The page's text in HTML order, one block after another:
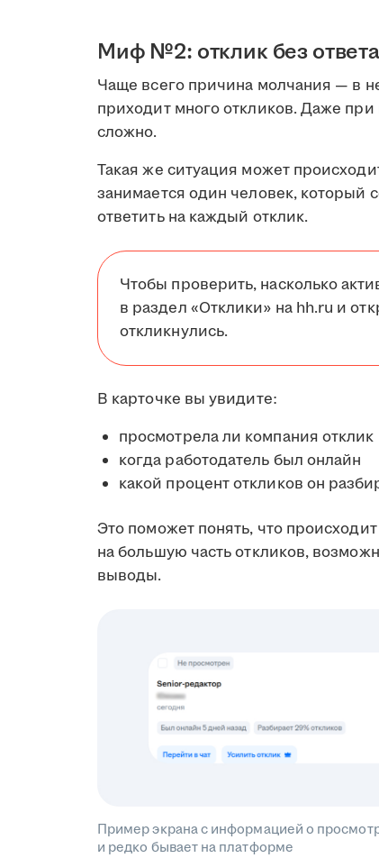
Миф №2: отклик без
Чаще всего причина молчания — в
приходит много откликов. Даже
сложно.
Такая же ситуация может
занимается один человек, который
ответить на каждый отклик.
Чтобы проверить, насколько
в раздел «Отклики» на hh.ru и
откликнулись.
В карточке вы увидите:
просмотрела ли компания отклик
когда работодатель был онлайн
какой процент откликов он
Это поможет понять, что
на большую часть откликов,
выводы.
Пример экрана с информацией о
и редко бывает на платформе